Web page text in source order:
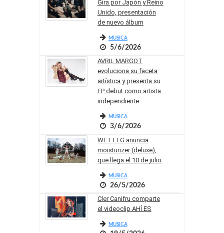
Gira por Japón y Reino
Unido, presentación
de nuevo álbum
MUSICA
5/6/2026
AVRIL MARGOT
evoluciona su faceta
artística y presenta su
EP debut como artista
independiente
MUSICA
3/6/2026
WET LEG anuncia
moisturizer (deluxe),
que llega el 10 de julio
MUSICA
26/5/2026
Cler Canifru comparte
el videoclip AHÍ ES
MUSICA